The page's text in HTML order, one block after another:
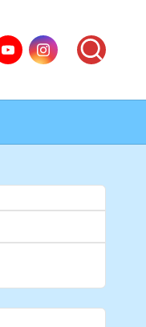
Instagram
–
Nós